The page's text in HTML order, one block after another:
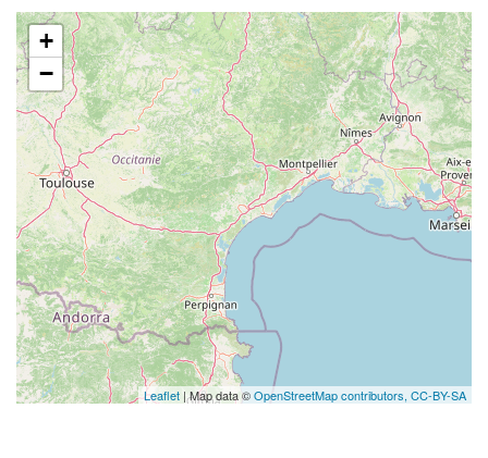
+
−
Leaflet | Map data ©OpenStreetMap contributors, CC-BY-SA